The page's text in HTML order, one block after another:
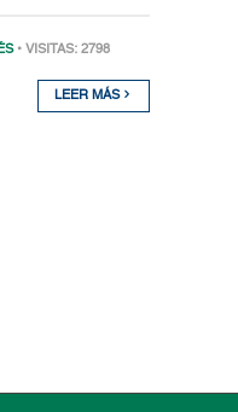
• VISITAS: 2798
LEER MÁS